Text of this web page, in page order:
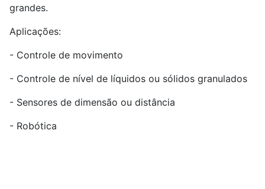
grandes.
Aplicações:
- Controle de movimento
- Controle de nível de líquidos ou sólidos granulados
- Sensores de dimensão ou distância
- Robótica